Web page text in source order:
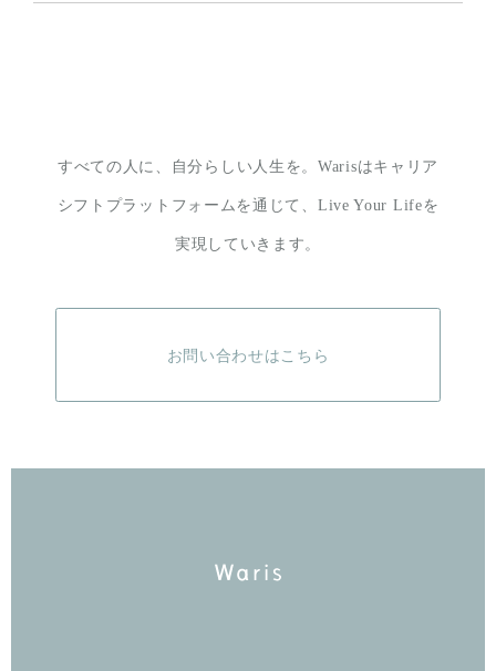
すべての人に、自分らしい人生を。Warisはキャリア
シフトプラットフォームを通じて、 Live Your Lifeを
実現していきます。
お問い合わせはこちら